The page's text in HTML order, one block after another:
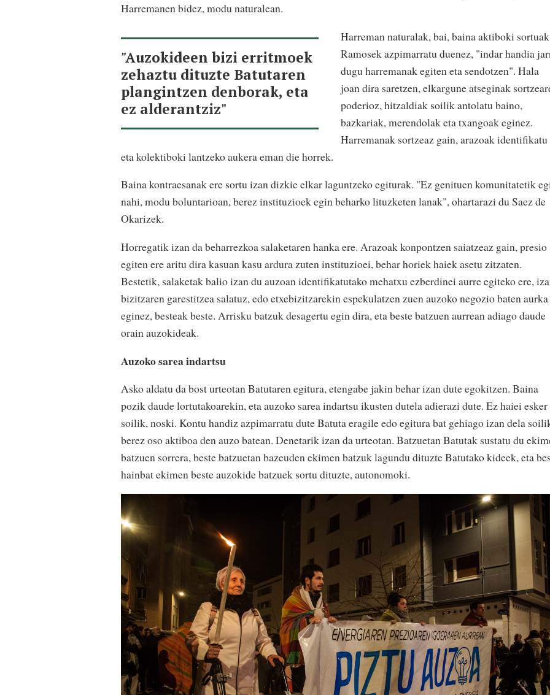
Harremanen bidez, modu naturalean.
"Auzokideen bizi erritmoek
zehaztu dituzte Batutaren
plangintzen denborak, eta
ez alderantziz"
Harreman naturalak, bai, baina aktiboki
Ramosek azpimarratu duenez, "indar handia
dugu harremanak egiten eta sendotzen". Hala
joan dira saretzen, elkargune atseginak
poderioz, hitzaldiak soilik antolatu baino,
bazkariak, merendolak eta txangoak eginez.
Harremanak sortzeaz gain, arazoak identifikatu
eta kolektiboki lantzeko aukera eman die horrek.
Baina kontraesanak ere sortu izan dizkie elkar laguntzeko egiturak. "Ez genituen komunitatetik
nahi, modu boluntarioan, berez instituzioek egin beharko lituzketen lanak", ohartarazi du Saez de
Okarizek.
Horregatik izan da beharrezkoa salaketaren hanka ere. Arazoak konpontzen saiatzeaz gain, presio
egiten ere aritu dira kasuan kasu ardura zuten instituzioei, behar horiek haiek asetu zitzaten.
Bestetik, salaketak balio izan du auzoan identifikatutako mehatxu ezberdinei aurre egiteko ere,
bizitzaren garestitzea salatuz, edo etxebizitzarekin espekulatzen zuen auzoko negozio baten aurka
eginez, besteak beste. Arrisku batzuk desagertu egin dira, eta beste batzuen aurrean adiago daude
orain auzokideak.
Auzoko sarea indartsu
Asko aldatu da bost urteotan Batutaren egitura, etengabe jakin behar izan dute egokitzen. Baina
pozik daude lortutakoarekin, eta auzoko sarea indartsu ikusten dutela adierazi dute. Ez haiei esker
soilik, noski. Kontu handiz azpimarratu dute Batuta eragile edo egitura bat gehiago izan dela
berez oso aktiboa den auzo batean. Denetarik izan da urteotan. Batzuetan Batutak sustatu du
batzuen sorrera, beste batzuetan bazeuden ekimen batzuk lagundu dituzte Batutako kideek, eta
hainbat ekimen beste auzokide batzuek sortu dituzte, autonomoki.